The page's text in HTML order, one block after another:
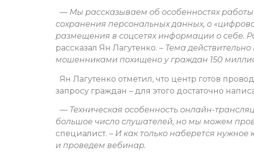
— Мы рассказываем об особенностях
сохранения персональных данных, о
размещения в соцсетях информации о себе.
рассказал Ян Лагутенко. – Тема
мошенниками похищено у граждан 150
Ян Лагутенко отметил, что центр готов
запросу граждан – для этого достаточно
— Техническая особенность онлайн-
большое число слушателей, но мы можем
специалист. – И как только наберется
и проведем вебинар.